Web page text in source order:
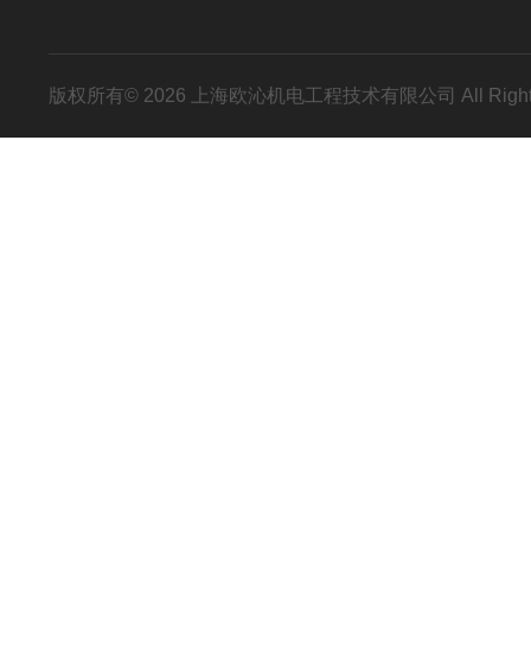
版权所有© 2026 上海欧沁机电工程技术有限公司 All